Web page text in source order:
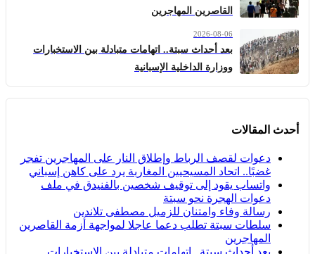
القاصرين المهاجرين
2026-08-06
بعد أحداث سبتة.. اتهامات متبادلة بين الاستخبارات
ووزارة الداخلية الإسبانية
أحدث المقالات
دعوات لقصف الرباط وإطلاق النار على المهاجرين تفجر
غضبًا.. اتحاد المسيحيين المغاربة يرد على كاهن إسباني
واتساب يقود إلى توقيف شخصين بالفنيدق في ملف
دعوات الهجرة نحو سبتة
رسالة وفاء وامتنان للزميل مصطفى تلاندين
سلطات سبتة تطلب دعما عاجلا لمواجهة أزمة القاصرين
المهاجرين